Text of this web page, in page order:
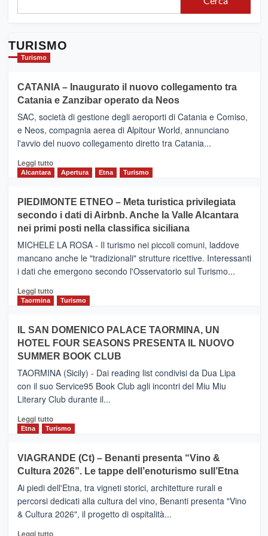
TURISMO
Turismo
CATANIA – Inaugurato il nuovo collegamento tra
Catania e Zanzibar operato da Neos
SAC, società di gestione degli aeroporti di Catania e Comiso,
e Neos, compagnia aerea di Alpitour World, annunciano
l'avvio del nuovo collegamento diretto tra Catania...
Leggi tuttoLeggi
CATANIA
–
Inaugurato
il
nuovo
collegamento
tra
e
Zanzibar
da
Neos
Alcantara Apertura Etna Turismo
PIEDIMONTE ETNEO – Meta turistica privilegiata
secondo i dati di Airbnb. Anche la Valle Alcantara
nei primi posti nella classifica siciliana
MICHELE LA ROSA - Il turismo nei piccoli comuni, laddove
mancano anche le "tradizionali" strutture ricettive. Interessanti
i dati che emergono secondo l'Osservatorio sul Turismo...
Leggi tuttoLeggi
PIEDIMONTE
ETNEO
–
Meta
turistica
privilegiata
secondo
dati
di
Anche
la
Alcantara
nei
primi
Taormina Turismo
IL SAN DOMENICO PALACE TAORMINA, UN
HOTEL FOUR SEASONS PRESENTA IL NUOVO
SUMMER BOOK CLUB
TAORMINA (Sicily) - Dai reading list condivisi da Dua Lipa
con il suo Service95 Book Club agli incontri del Miu Miu
Literary Club durante il...
Leggi tuttoLeggi
di
IL
SAN
DOMENICO
PALACE
TAORMINA,
UN
HOTEL
Etna Turismo
VIAGRANDE (Ct) – Benanti presenta “Vino &
Cultura 2026”. Le tappe dell’enoturismo sull’Etna
Ai piedi dell'Etna, tra vigneti storici, architetture rurali e
percorsi dedicati alla cultura del vino, Benanti presenta "Vino
& Cultura 2026", il progetto di ospitalità...
Leggi